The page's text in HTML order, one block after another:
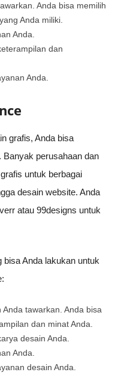
Anda bisa memilih
Anda miliki.
Anda.
dan
Anda.
grafis, Anda bisa
Banyak perusahaan dan
untuk berbagai
desain website. Anda
atau 99designs untuk
bisa Anda lakukan untuk
tawarkan. Anda bisa
dan minat Anda.
desain Anda.
Anda.
desain Anda.